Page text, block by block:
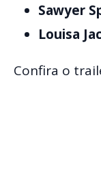
Sawyer
Louisa
Confira o